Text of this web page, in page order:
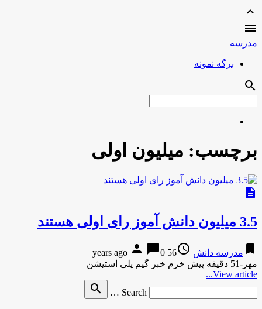
expand_less

مدرسه
برگه نمونه
search
برچسب: میلیون اولی
description
3.5 میلیون دانش آموز رای اولی هستند
bookmark مدرسه دانش access_time
56 years ago
person chat_bubble0
مهر-51 دقیقه پیش خرم خبر گیم پلی استیشن
View article...
Search …
search